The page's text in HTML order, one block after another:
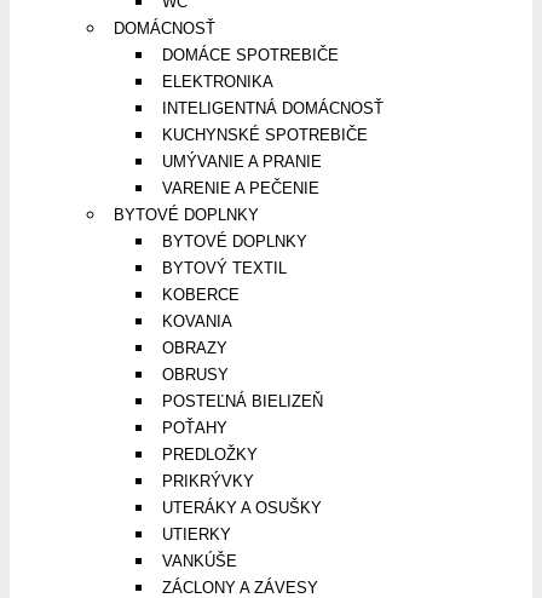
DOMÁCNOSŤ
DOMÁCE SPOTREBIČE
ELEKTRONIKA
INTELIGENTNÁ DOMÁCNOSŤ
KUCHYNSKÉ SPOTREBIČE
UMÝVANIE A PRANIE
VARENIE A PEČENIE
BYTOVÉ DOPLNKY
BYTOVÉ DOPLNKY
BYTOVÝ TEXTIL
KOBERCE
KOVANIA
OBRAZY
OBRUSY
POSTEĽNÁ BIELIZEŇ
POŤAHY
PREDLOŽKY
PRIKRÝVKY
UTERÁKY A OSUŠKY
UTIERKY
VANKÚŠE
ZÁCLONY A ZÁVESY